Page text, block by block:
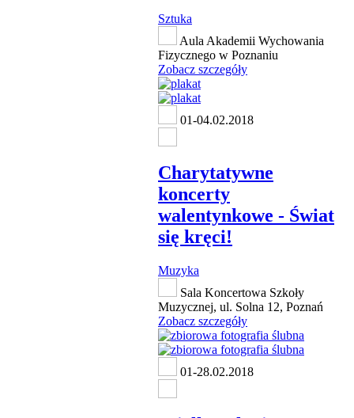
Sztuka
Aula Akademii Wychowania
Fizycznego w Poznaniu
Zobacz szczegóły
01-04.02.2018
Charytatywne
koncerty
walentynkowe - Świat
się kręci!
Muzyka
Sala Koncertowa Szkoły
Muzycznej, ul. Solna 12, Poznań
Zobacz szczegóły
01-28.02.2018